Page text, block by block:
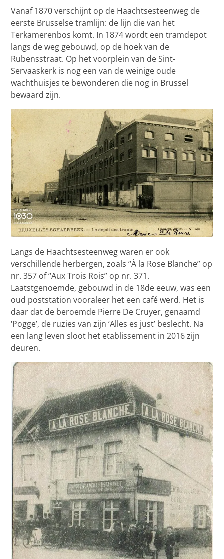
Vanaf 1870 verschijnt op de Haachtsesteenweg de
eerste Brusselse tramlijn: de lijn die van het
Terkamerenbos komt. In 1874 wordt een tramdepot
langs de weg gebouwd, op de hoek van de
Rubensstraat. Op het voorplein van de Sint-
Servaaskerk is nog een van de weinige oude
wachthuisjes te bewonderen die nog in Brussel
bewaard zijn.
Langs de Haachtsesteenweg waren er ook
verschillende herbergen, zoals “À la Rose Blanche” op
nr. 357 of “Aux Trois Rois” op nr. 371.
Laatstgenoemde, gebouwd in de 18de eeuw, was een
oud poststation vooraleer het een café werd. Het is
daar dat de beroemde Pierre De Cruyer, genaamd
‘Pogge’, de ruzies van zijn ‘Alles es just’ beslecht. Na
een lang leven sloot het etablissement in 2016 zijn
deuren.